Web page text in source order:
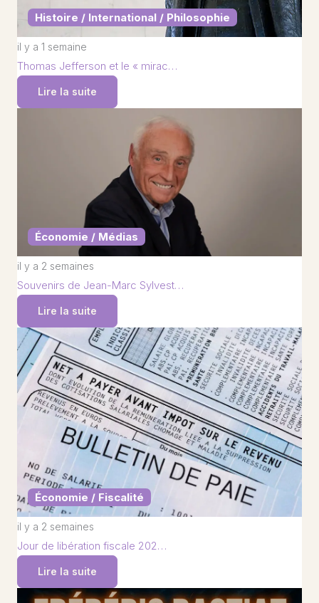
Histoire / International / Philosophie
il y a 1 semaine
Thomas Jefferson et le « mirac…
Lire la suite
Économie / Médias
il y a 2 semaines
Souvenirs de Jean-Marc Sylvest…
Lire la suite
Économie / Fiscalité
il y a 2 semaines
Jour de libération fiscale 202…
Lire la suite